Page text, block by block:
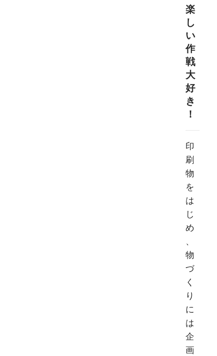
楽
し
い
作
戦
大
好
き
！
印
刷
物
を
は
じ
め
、
物
づ
く
り
に
は
企
画